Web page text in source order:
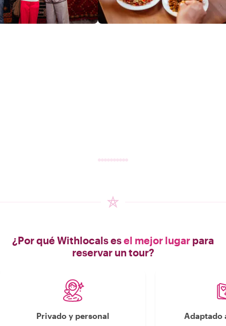
¿Por qué Withlocals esel mejor lugar para
reservar un tour?
Privado y personal Adaptado